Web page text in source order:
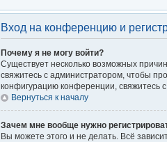
Вход на конференцию и
Почему я не могу войти?
Существует несколько возможных
свяжитесь с администратором, чтобы
конфигурацию конференции, свяжитесь
Вернуться к началу
Зачем мне вообще нужно
Вы можете этого и не делать. Всё